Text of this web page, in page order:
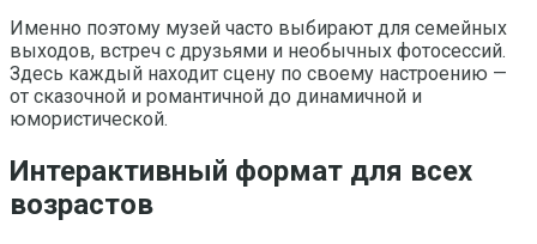
Именно поэтому музей часто выбирают для семейных
выходов, встреч с друзьями и необычных фотосессий.
Здесь каждый находит сцену по своему настроению —
от сказочной и романтичной до динамичной и
юмористической.
Интерактивный формат для всех
возрастов